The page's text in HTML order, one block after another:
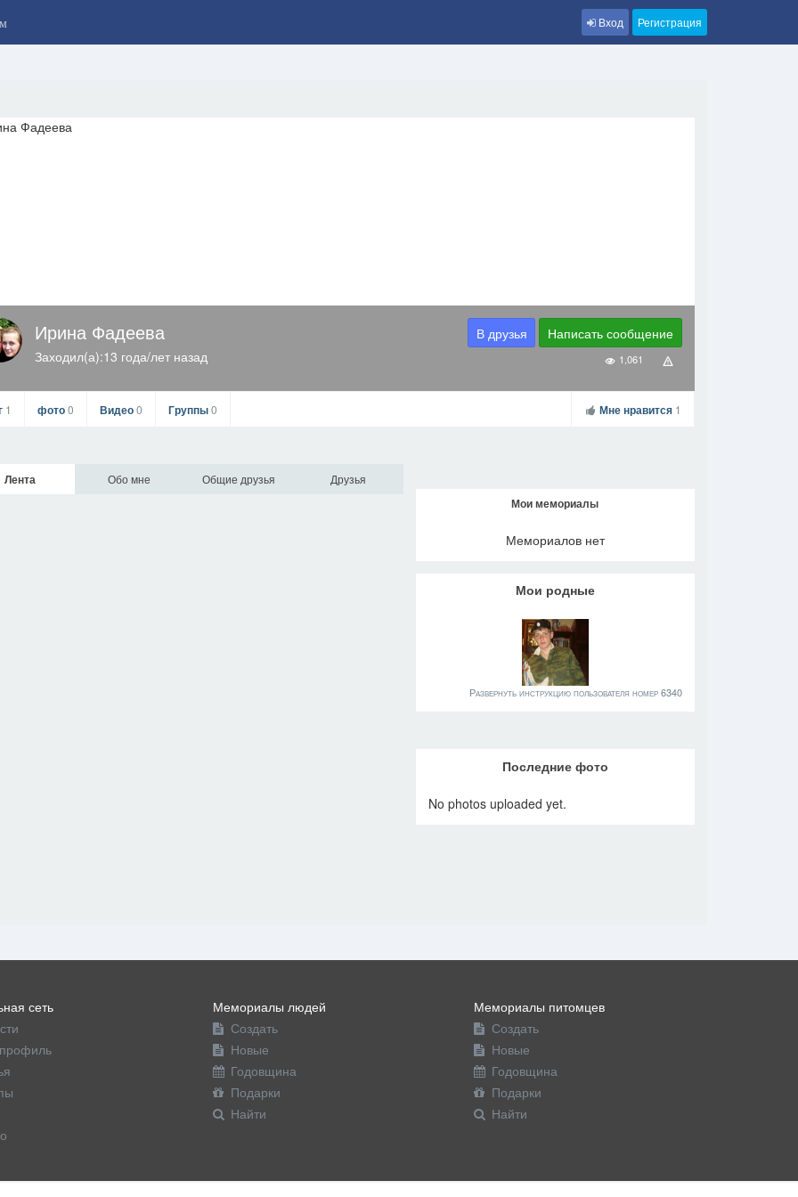
Вход Регистрация
Ирина Фадеева
Заходил(а):13 года/лет назад
В друзья Написать сообщение
1,061
1 фото0 Видео0 Группы0 Мне нравится 1
Мои мемориалы
Мемориалов нет
Мои родные
Развернуть инструкцию пользователя номер 6340
Последние фото
No photos uploaded yet.
Лента Обо мне Общие друзья Друзья
сеть
Мемориалы людей
Создать
Новые
Годовщина
Подарки
Найти
Мемориалы питомцев
Создать
Новые
Годовщина
Подарки
Найти